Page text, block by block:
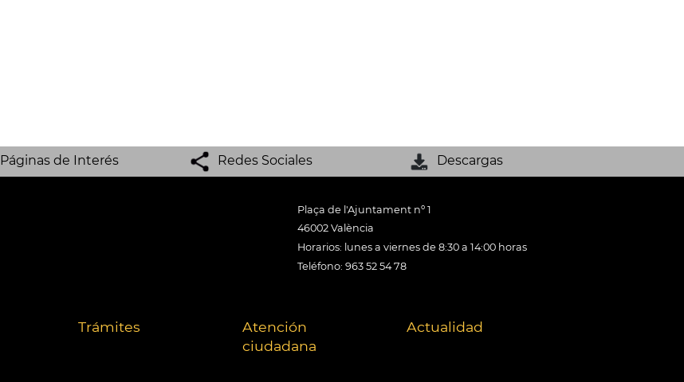
Páginas de Interés Redes Sociales Descargas
Plaça de l'Ajuntament nº 1
46002 València
Horarios: lunes a viernes de 8:30 a 14:00 horas
Teléfono: 963 52 54 78
Trámites
Atención
ciudadana
Actualidad